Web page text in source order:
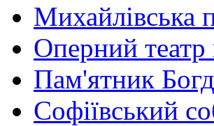
Михайлівська
Оперний
Пам'ятник
Софіївський